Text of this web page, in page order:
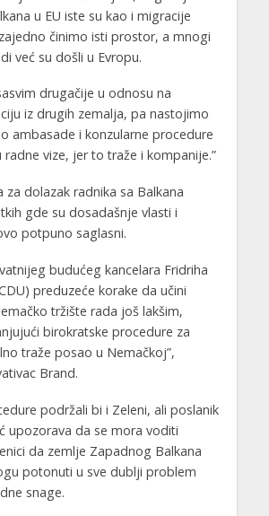
u EU iste su kao i migracije
činimo isti prostor, a mnogi
već su došli u Evropu.
drugačije u odnosu na
iz drugih zemalja, pa nastojimo
ambasade i konzularne procedure
vize, jer to traže i kompanije.”
za dolazak radnika sa Balkana
gde su dosadašnje vlasti i
potpuno saglasni.
budućeg kancelara Fridriha
preduzeće korake da učini
tržište rada još lakšim,
birokratske procedure za
traže posao u Nemačkoj”,
Brand.
podržali bi i Zeleni, ali poslanik
upozorava da se mora voditi
da zemlje Zapadnog Balkana
potonuti u sve dublji problem
snage.